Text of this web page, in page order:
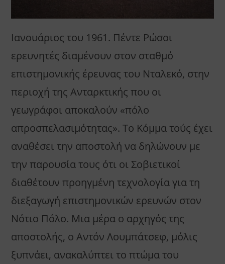
Ιανουάριος του 1961. Πέντε Ρώσοι
ερευνητές διαμένουν στον σταθμό
επιστημονικής έρευνας του Νταλεκό, στην
περιοχή της Ανταρκτικής που οι
γεωγράφοι αποκαλούν «πόλο
απροσπελασιμότητας». Το Κόμμα τούς έχει
αναθέσει την αποστολή να δηλώνουν με
την παρουσία τους ότι οι Σοβιετικοί
διαθέτουν προηγμένη τεχνολογία για τη
διεξαγωγή επιστημονικών ερευνών στον
Νότιο Πόλο. Μια μέρα ο αρχηγός της
αποστολής, ο Αντόν Λουμπάτσεφ, μόλις
ξυπνάει, ανακαλύπτει το πτώμα του